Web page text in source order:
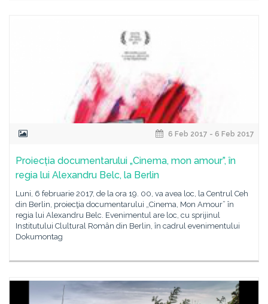
6 Feb 2017 - 6 Feb 2017
Proiecția documentarului „Cinema, mon amour”, în
regia lui Alexandru Belc, la Berlin
Luni, 6 februarie 2017, de la ora 19. 00, va avea loc, la Centrul Ceh
din Berlin, proiecţia documentarului „Cinema, Mon Amour” în
regia lui Alexandru Belc. Evenimentul are loc, cu sprijinul
Institutului Clultural Român din Berlin, în cadrul evenimentului
Dokumontag